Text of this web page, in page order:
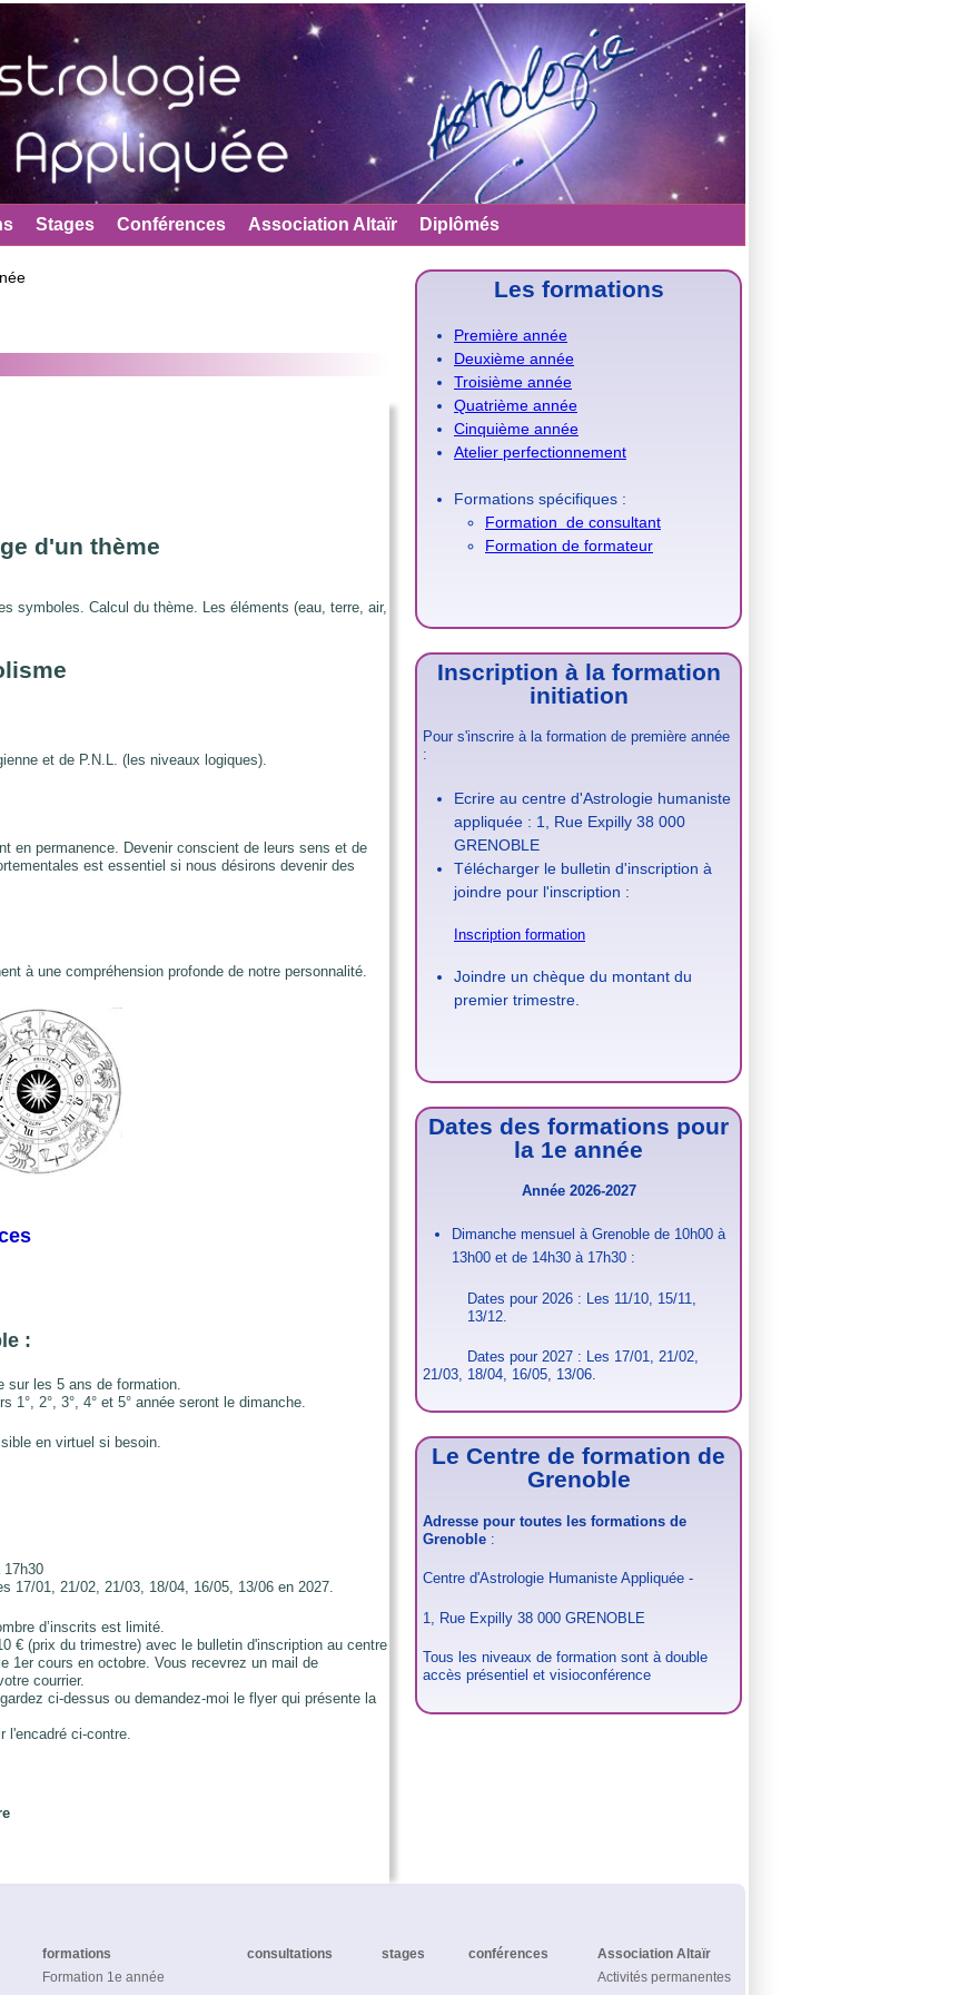
Jump to navigation
d'un thème
symboles. Calcul du thème. Les éléments (eau, terre, air,
et de P.N.L. (les niveaux logiques).
en permanence. Devenir conscient de leurs sens et de
est essentiel si nous désirons devenir des
à une compréhension profonde de notre personnalité.
:
sur les 5 ans de formation.
2°, 3°, 4° et 5° année seront le dimanche.
en virtuel si besoin.
17h30
17/01, 21/02, 21/03, 18/04, 16/05, 13/06 en 2027.
d’inscrits est limité.
€ (prix du trimestre) avec le bulletin d'inscription au centre
1er cours en octobre. Vous recevrez un mail de
courrier.
ci-dessus ou demandez-moi le flyer qui présente la
l'encadré ci-contre.
Stages Conférences Association Altaïr Diplômés
Les formations
Première année
Deuxième année
Troisième année
Quatrième année
Cinquième année
Atelier perfectionnement
Formations spécifiques :
Formation de consultant
Formation de formateur
Inscription à la formation
initiation
Pour s'inscrire à la formation de première année
:
Ecrire au centre d'Astrologie humaniste
appliquée : 1, Rue Expilly 38 000
GRENOBLE
Télécharger le bulletin d'inscription à
joindre pour l'inscription :
Inscription formation
Joindre un chèque du montant du
premier trimestre.
Dates des formations pour
la 1e année
Année 2026-2027
Dimanche mensuel à Grenoble de 10h00 à
13h00 et de 14h30 à 17h30 :
Dates pour 2026 : Les 11/10, 15/11,
13/12.
Dates pour 2027 : Les 17/01, 21/02,
21/03, 18/04, 16/05, 13/06.
Le Centre de formation de
Grenoble
Adresse pour toutes les formations de
Grenoble :
Centre d'Astrologie Humaniste Appliquée -
1, Rue Expilly 38 000 GRENOBLE
Tous les niveaux de formation sont à double
accès présentiel et visioconférence
formations consultations stages conférences
Association Altaïr
Formation 1e année
Activités permanentes